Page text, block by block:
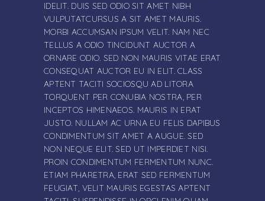
IDELIT. DUIS SED ODIO SIT AMET NIBH
VULPUTATCURSUS A SIT AMET MAURIS.
MORBI ACCUMSAN IPSUM VELIT. NAM NEC
TELLUS A ODIO TINCIDUNT AUCTOR A
ORNARE ODIO. SED NON MAURIS VITAE ERAT
CONSEQUAT AUCTOR EU IN ELIT. CLASS
APTENT TACITI SOCIOSQU AD LITORA
TORQUENT PER CONUBIA NOSTRA, PER
INCEPTOS HIMENAEOS. MAURIS IN ERAT
JUSTO. NULLAM AC URNA EU FELIS DAPIBUS
CONDIMENTUM SIT AMET A AUGUE. SED
NON NEQUE ELIT. SED UT IMPERDIET NISI.
PROIN CONDIMENTUM FERMENTUM NUNC.
ETIAM PHARETRA, ERAT SED FERMENTUM
FEUGIAT, VELIT MAURIS EGESTAS APTENT